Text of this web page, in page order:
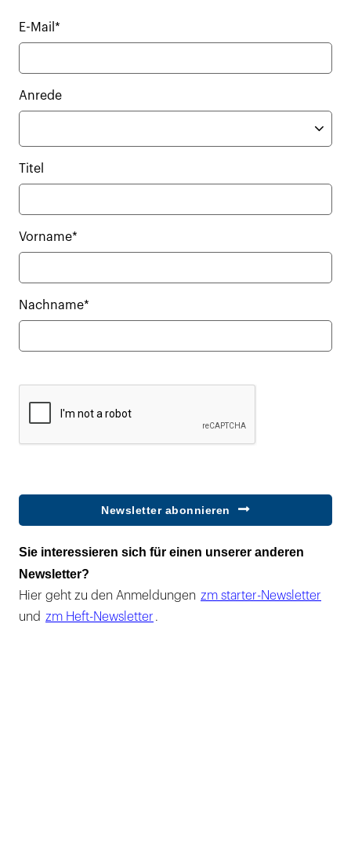
E-Mail*
Anrede
Titel
Vorname*
Nachname*
Newsletter abonnieren
Sie interessieren sich für einen unserer anderen
Newsletter?
Hier geht zu den Anmeldungen zm starter-Newsletter
und zm Heft-Newsletter .